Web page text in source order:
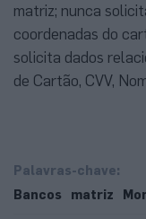
matriz; nunca
coordenadas do
solicita dados
de Cartão, CVV,
Palavras-chave:
Bancos
matriz